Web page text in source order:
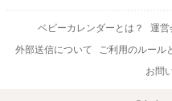
ベビーカレンダーとは？ 運営
外部送信について
ご利用のルール
お問